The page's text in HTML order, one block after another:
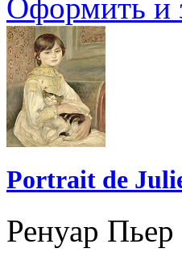
Оформить и
Portrait de
Ренуар Пьер